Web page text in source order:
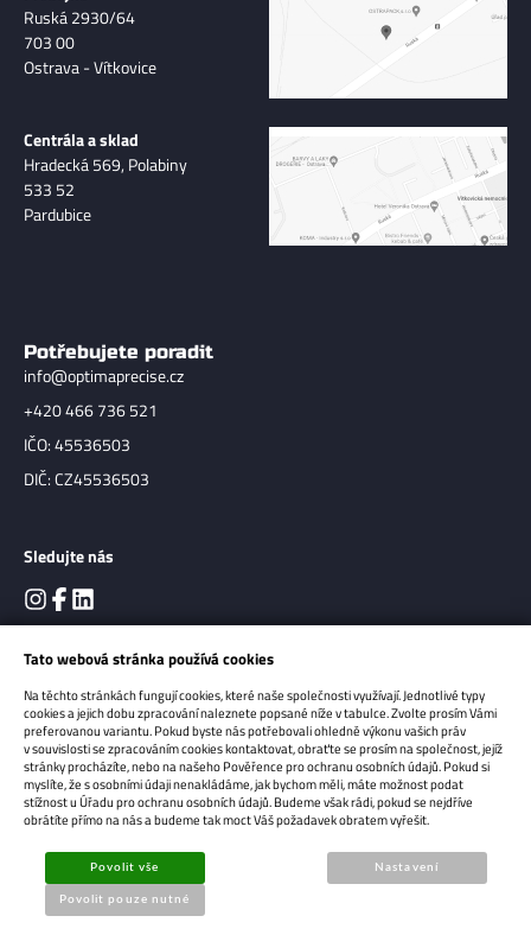
Ruská 2930/64
703 00
Ostrava - Vítkovice
Centrála a sklad
Hradecká 569, Polabiny
533 52
Pardubice
Potřebujete poradit
info@optimaprecise.cz
+420 466 736 521
IČO: 45536503
DIČ: CZ45536503
Sledujte nás
Copyright 2026OPTIMA Precise s.r.o.Všechna práva vyhrazena.
Sun-shop - tvorba eshopů
Tato webová stránka používá cookies
Na těchto stránkách fungují cookies, které naše společnosti využívají. Jednotlivé typy
cookies a jejich dobu zpracování naleznete popsané níže v tabulce. Zvolte prosím Vámi
preferovanou variantu. Pokud byste nás potřebovali ohledně výkonu vašich práv
v souvislosti se zpracováním cookies kontaktovat, obraťte se prosím na společnost, jejíž
stránky procházíte, nebo na našeho Pověřence pro ochranu osobních údajů. Pokud si
myslíte, že s osobními údaji nenakládáme, jak bychom měli, máte možnost podat
stížnost u Úřadu pro ochranu osobních údajů. Budeme však rádi, pokud se nejdříve
obrátíte přímo na nás a budeme tak moct Váš požadavek obratem vyřešit.
Povolit vše
Povolit pouze nutné
Nastavení